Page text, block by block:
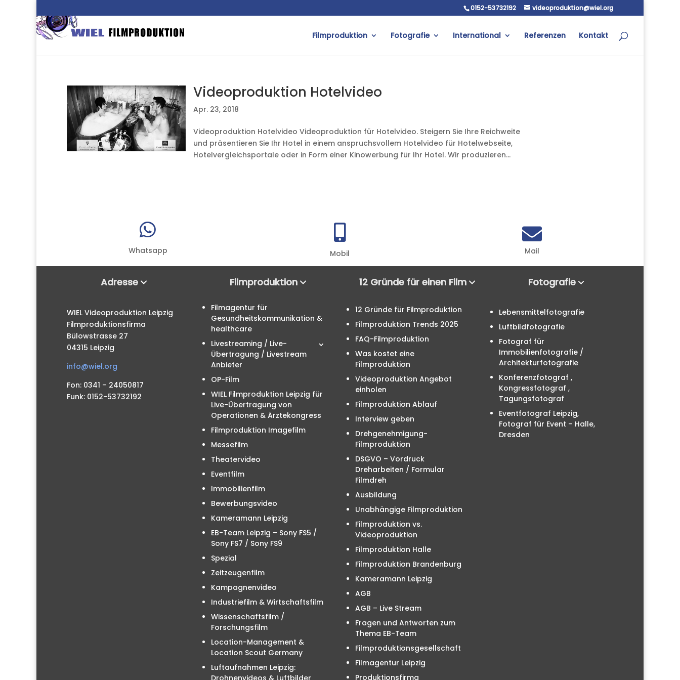
0152-53732192 videoproduktion@wiel.org
Filmproduktion Fotografie International Referenzen Kontakt
Videoproduktion Hotelvideo
Apr. 23, 2018
Videoproduktion Hotelvideo Videoproduktion für Hotelvideo. Steigern Sie Ihre Reichweite
und präsentieren Sie Ihr Hotel in einem anspruchsvollem Hotelvideo für Hotelwebseite,
Hotelvergleichsportale oder in Form einer Kinowerbung für Ihr Hotel. Wir produzieren...

Whatsapp

Mobil

Mail
Adresse
WIEL Videoproduktion Leipzig
Filmproduktionsfirma
Bülowstrasse 27
04315 Leipzig
info@wiel.org
Fon: 0341 – 24050817
Funk: 0152-53732192
Filmproduktion
Filmagentur für
Gesundheitskommunikation &
healthcare
Livestreaming / Live-
Übertragung / Livestream
Anbieter
OP-Film
WIEL Filmproduktion Leipzig für
Live-Übertragung von
Operationen & Ärztekongress
Filmproduktion Imagefilm
Messefilm
Theatervideo
Eventfilm
Immobilienfilm
Bewerbungsvideo
Kameramann Leipzig
EB-Team Leipzig – Sony FS5 /
Sony FS7 / Sony FS9
Spezial
Zeitzeugenfilm
Kampagnenvideo
Industriefilm & Wirtschaftsfilm
Wissenschaftsfilm /
Forschungsfilm
Location-Management &
Location Scout Germany
Luftaufnahmen Leipzig:
Drohnenvideos & Luftbilder
12 Gründe für einen Film
12 Gründe für Filmproduktion
Filmproduktion Trends 2025
FAQ-Filmproduktion
Was kostet eine
Filmproduktion
Videoproduktion Angebot
einholen
Filmproduktion Ablauf
Interview geben
Drehgenehmigung-
Filmproduktion
DSGVO – Vordruck
Dreharbeiten / Formular
Filmdreh
Ausbildung
Unabhängige Filmproduktion
Filmproduktion vs.
Videoproduktion
Filmproduktion Halle
Filmproduktion Brandenburg
Kameramann Leipzig
AGB
AGB – Live Stream
Fragen und Antworten zum
Thema EB-Team
Filmproduktionsgesellschaft
Filmagentur Leipzig
Produktionsfirma
Fotografie
Lebensmittelfotografie
Luftbildfotografie
Fotograf für
Immobilienfotografie /
Architekturfotografie
Konferenzfotograf ,
Kongressfotograf ,
Tagungsfotograf
Eventfotograf Leipzig,
Fotograf für Event – Halle,
Dresden